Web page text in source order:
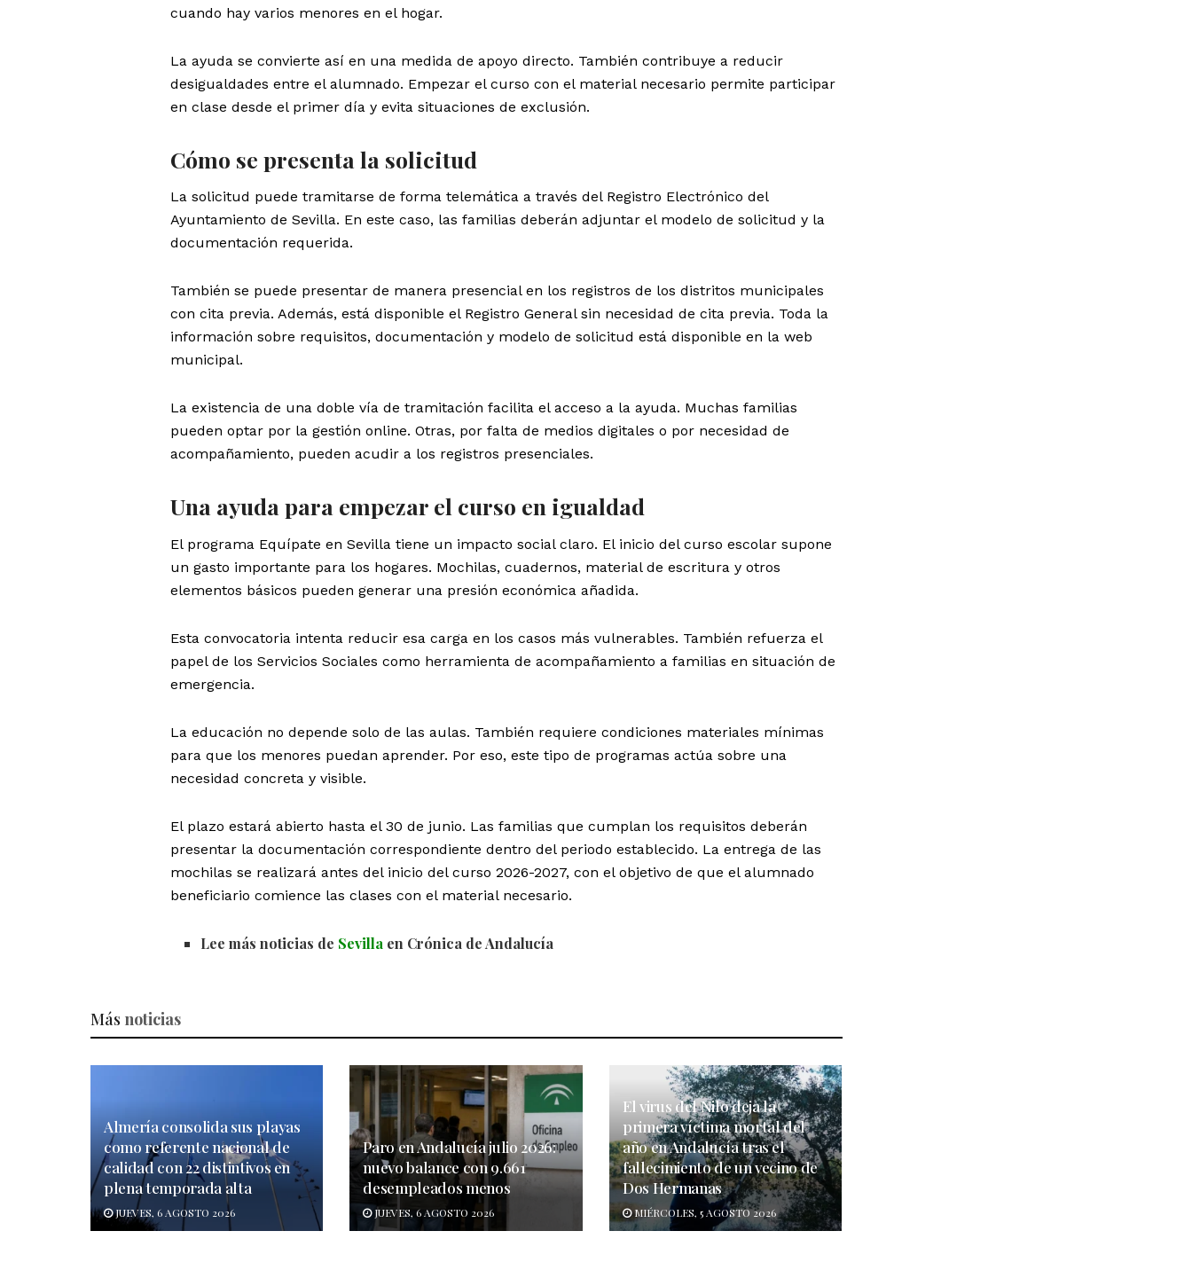
cuando hay varios menores en el hogar.
La ayuda se convierte así en una medida de apoyo directo. También contribuye a reducir
desigualdades entre el alumnado. Empezar el curso con el material necesario permite participar
en clase desde el primer día y evita situaciones de exclusión.
Cómo se presenta la solicitud
La solicitud puede tramitarse de forma telemática a través del Registro Electrónico del
Ayuntamiento de Sevilla. En este caso, las familias deberán adjuntar el modelo de solicitud y la
documentación requerida.
También se puede presentar de manera presencial en los registros de los distritos municipales
con cita previa. Además, está disponible el Registro General sin necesidad de cita previa. Toda la
información sobre requisitos, documentación y modelo de solicitud está disponible en la web
municipal.
La existencia de una doble vía de tramitación facilita el acceso a la ayuda. Muchas familias
pueden optar por la gestión online. Otras, por falta de medios digitales o por necesidad de
acompañamiento, pueden acudir a los registros presenciales.
Una ayuda para empezar el curso en igualdad
El programa Equípate en Sevilla tiene un impacto social claro. El inicio del curso escolar supone
un gasto importante para los hogares. Mochilas, cuadernos, material de escritura y otros
elementos básicos pueden generar una presión económica añadida.
Esta convocatoria intenta reducir esa carga en los casos más vulnerables. También refuerza el
papel de los Servicios Sociales como herramienta de acompañamiento a familias en situación de
emergencia.
La educación no depende solo de las aulas. También requiere condiciones materiales mínimas
para que los menores puedan aprender. Por eso, este tipo de programas actúa sobre una
necesidad concreta y visible.
El plazo estará abierto hasta el 30 de junio. Las familias que cumplan los requisitos deberán
presentar la documentación correspondiente dentro del periodo establecido. La entrega de las
mochilas se realizará antes del inicio del curso 2026-2027, con el objetivo de que el alumnado
beneficiario comience las clases con el material necesario.
Lee más noticias de Sevilla en Crónica de Andalucía
Más noticias
Almería consolida sus playas
como referente nacional de
calidad con 22 distintivos en
plena temporada alta
JUEVES, 6 AGOSTO 2026
Paro en Andalucía julio 2026:
nuevo balance con 9.661
desempleados menos
JUEVES, 6 AGOSTO 2026
El virus del Nilo deja la
primera víctima mortal del
año en Andalucía tras el
fallecimiento de un vecino de
Dos Hermanas
MIÉRCOLES, 5 AGOSTO 2026